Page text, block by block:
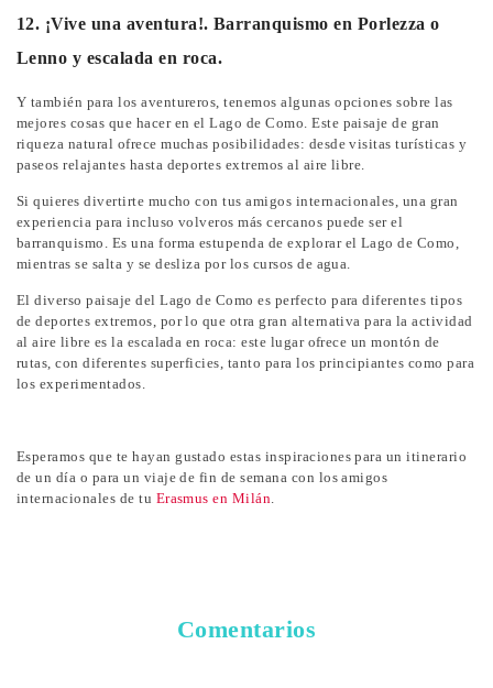
12. ¡Vive una aventura!. Barranquismo en Porlezza o
Lenno y escalada en roca.
Y también para los aventureros, tenemos algunas opciones sobre las
mejores cosas que hacer en el Lago de Como. Este paisaje de gran
riqueza natural ofrece muchas posibilidades: desde visitas turísticas y
paseos relajantes hasta deportes extremos al aire libre.
Si quieres divertirte mucho con tus amigos internacionales, una gran
experiencia para incluso volveros más cercanos puede ser el
barranquismo. Es una forma estupenda de explorar el Lago de Como,
mientras se salta y se desliza por los cursos de agua.
El diverso paisaje del Lago de Como es perfecto para diferentes tipos
de deportes extremos, por lo que otra gran alternativa para la actividad
al aire libre es la escalada en roca: este lugar ofrece un montón de
rutas, con diferentes superficies, tanto para los principiantes como para
los experimentados.
Esperamos que te hayan gustado estas inspiraciones para un itinerario
de un día o para un viaje de fin de semana con los amigos
internacionales de tu Erasmus en Milán.
Comentarios